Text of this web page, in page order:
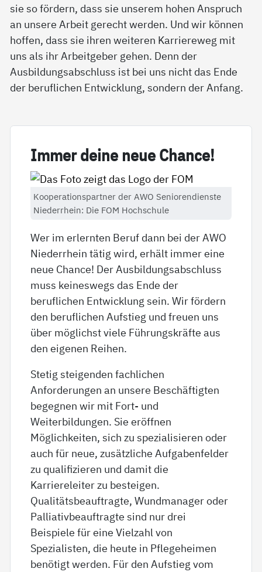
sie so fördern, dass sie unserem hohen Anspruch
an unsere Arbeit gerecht werden. Und wir können
hoffen, dass sie ihren weiteren Karriereweg mit
uns als ihr Arbeitgeber gehen. Denn der
Ausbildungsabschluss ist bei uns nicht das Ende
der beruflichen Entwicklung, sondern der Anfang.
Im­mer dei­ne neue Chan­ce!
Kooperationspartner der AWO Seniorendienste
Niederrhein: Die FOM Hochschule
Wer im erlernten Beruf dann bei der AWO
Niederrhein tätig wird, erhält immer eine
neue Chance! Der Ausbildungsabschluss
muss keineswegs das Ende der
beruflichen Entwicklung sein. Wir fördern
den beruflichen Aufstieg und freuen uns
über möglichst viele Führungskräfte aus
den eigenen Reihen.
Stetig steigenden fachlichen
Anforderungen an unsere Beschäftigten
begegnen wir mit Fort- und
Weiterbildungen. Sie eröffnen
Möglichkeiten, sich zu spezialisieren oder
auch für neue, zusätzliche Aufgabenfelder
zu qualifizieren und damit die
Karriereleiter zu besteigen.
Qualitätsbeauftragte, Wundmanager oder
Palliativbeauftragte sind nur drei
Beispiele für eine Vielzahl von
Spezialisten, die heute in Pflegeheimen
benötigt werden. Für den Aufstieg vom